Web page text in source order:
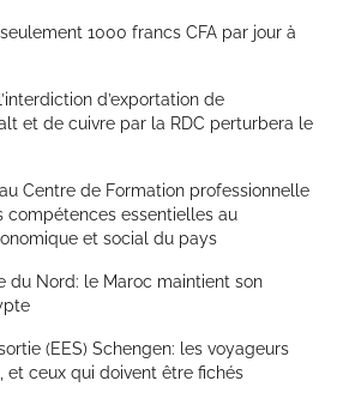
1000 francs CFA par jour à
d’exportation de
et de cuivre par la RDC perturbera le
Centre de Formation professionnelle
compétences essentielles au
et social du pays
du Nord: le Maroc maintient son
(EES) Schengen: les voyageurs
et ceux qui doivent être fichés